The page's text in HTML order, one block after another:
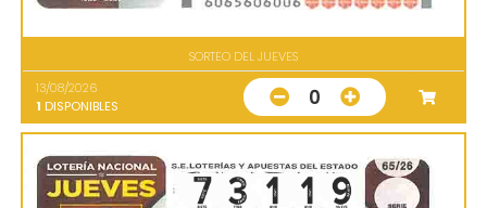
SORTEO DEL JUEVES
13/08/2026
1 DISPONIBLES 0